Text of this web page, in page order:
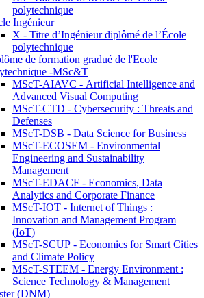
polytechnique
Ingénieur
X - Titre d’Ingénieur diplômé de l’École
polytechnique
de formation gradué de l'Ecole
-MSc&T
MScT-AIAVC - Artificial Intelligence and
Advanced Visual Computing
MScT-CTD - Cybersecurity : Threats and
Defenses
MScT-DSB - Data Science for Business
MScT-ECOSEM - Environmental
Engineering and Sustainability
Management
MScT-EDACF - Economics, Data
Analytics and Corporate Finance
MScT-IOT - Internet of Things :
Innovation and Management Program
(IoT)
MScT-SCUP - Economics for Smart Cities
and Climate Policy
MScT-STEEM - Energy Environment :
Science Technology & Management
(DNM)